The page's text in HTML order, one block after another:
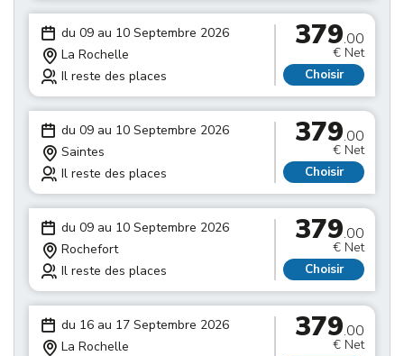
du 09 au 10 Septembre 2026
La Rochelle
Il reste des places
379.00
€ Net
Choisir
du 09 au 10 Septembre 2026
Saintes
Il reste des places
379.00
€ Net
Choisir
du 09 au 10 Septembre 2026
Rochefort
Il reste des places
379.00
€ Net
Choisir
du 16 au 17 Septembre 2026
La Rochelle
379.00
€ Net